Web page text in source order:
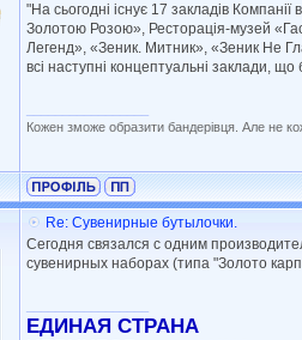
"На сьогодні існує 17 закладів
Золотою Розою», Ресторація-музей
Легенд», «Зеник. Митник», «Зеник Не
всі наступні концептуальні заклади, що
Кожен зможе образити бандерівця. Але не
Re: Сувенирные бутылочки.
Сегодня связался с одним
сувенирных наборах (типа "Золото
ЕДИНАЯ СТРАНА